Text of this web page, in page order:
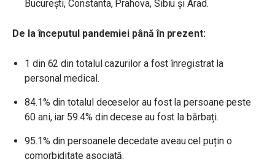
București, Constanta, Prahova, Sibiu și Arad.
De la începutul pandemiei până în prezent:
1 din 62 din totalul cazurilor a fost înregistrat la
personal medical.
84.1% din totalul deceselor au fost la persoane peste
60 ani, iar 59.4% din decese au fost la bărbați.
95.1% din persoanele decedate aveau cel puțin o
comorbiditate asociată.